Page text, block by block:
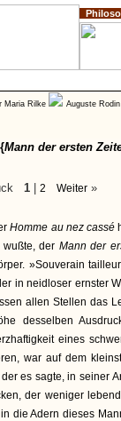
Maria Rilke Auguste
{Mann der ersten
1 2 Weiter »
Homme au nez cassé
wußte, der Mann der
»Souverain
in neidloser ernster
allen Stellen das
desselben
eines
war auf dem
der es sagte, in seiner
der weniger
die Adern dieses